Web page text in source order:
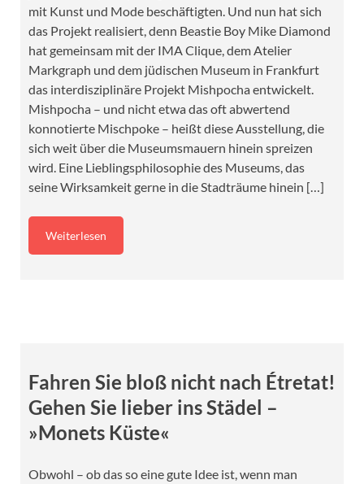
mit Kunst und Mode beschäftigten. Und nun hat sich
das Projekt realisiert, denn Beastie Boy Mike Diamond
hat gemeinsam mit der IMA Clique, dem Atelier
Markgraph und dem jüdischen Museum in Frankfurt
das interdisziplinäre Projekt Mishpocha entwickelt.
Mishpocha – und nicht etwa das oft abwertend
konnotierte Mischpoke – heißt diese Ausstellung, die
sich weit über die Museumsmauern hinein spreizen
wird. Eine Lieblingsphilosophie des Museums, das
seine Wirksamkeit gerne in die Stadträume hinein […]
Weiterlesen
Fahren Sie bloß nicht nach Étretat!
Gehen Sie lieber ins Städel –
»Monets Küste«
Obwohl – ob das so eine gute Idee ist, wenn man